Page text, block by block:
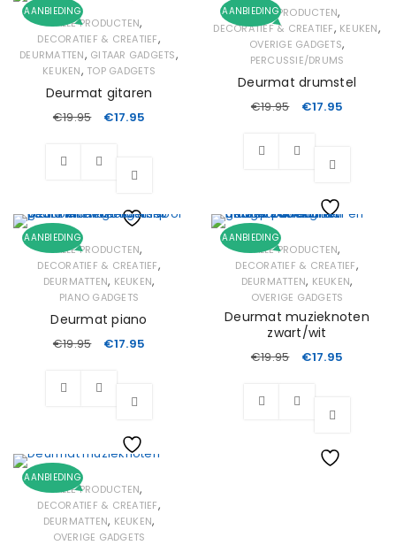
Wishlist Wishlist
AANBIEDING
ALLE PRODUCTEN,
DECORATIEF & CREATIEF,
DEURMATTEN, GITAAR GADGETS,
KEUKEN, TOP GADGETS
Deurmat gitaren
€19.95 €17.95
Wishlist
AANBIEDINGALLE PRODUCTEN,
DECORATIEF & CREATIEF, KEUKEN,
OVERIGE GADGETS,
PERCUSSIE/DRUMS
Deurmat drumstel
€19.95 €17.95
AANBIEDING
ALLE PRODUCTEN,
DECORATIEF & CREATIEF,
DEURMATTEN, KEUKEN,
PIANO GADGETS
Deurmat piano
€19.95 €17.95
AANBIEDING
ALLE PRODUCTEN,
DECORATIEF & CREATIEF,
DEURMATTEN, KEUKEN,
OVERIGE GADGETS
Deurmat muzieknoten
zwart/wit
€19.95 €17.95
AANBIEDING
ALLE PRODUCTEN,
DECORATIEF & CREATIEF,
DEURMATTEN, KEUKEN,
OVERIGE GADGETS